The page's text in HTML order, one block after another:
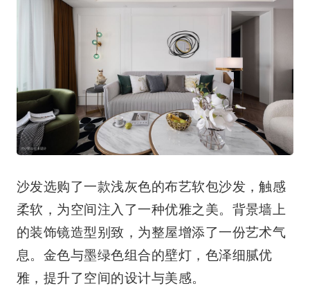
沙发选购了一款浅灰色的布艺软包沙发，触感
柔软，为空间注入了一种优雅之美。背景墙上
的装饰镜造型别致，为整屋增添了一份艺术气
息。金色与墨绿色组合的壁灯，色泽细腻优
雅，提升了空间的设计与美感。